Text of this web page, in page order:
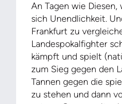
An Tagen wie Diesen,
sich Unendlichkeit.
Frankfurt zu
Landespokalfighter
kämpft und spielt
zum Sieg gegen den
Tannen gegen die
zu stehen und dann